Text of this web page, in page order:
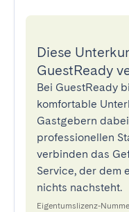
Diese
GuestReady
Bei GuestReady
komfortable
Gastgebern
professionellen
verbinden das
Service, der dem
nichts nachsteht.
Eigentumslizenz-